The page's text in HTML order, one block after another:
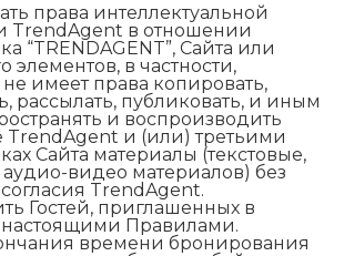
права интеллектуальной
TrendAgent в отношении
“TRENDAGENT”, Сайта или
элементов, в частности,
имеет права копировать,
рассылать, публиковать, и иным
и воспроизводить
и (или) третьими
Сайта материалы (текстовые,
видео материалов) без
TrendAgent.
Гостей, приглашенных в
Правилами.
времени бронирования